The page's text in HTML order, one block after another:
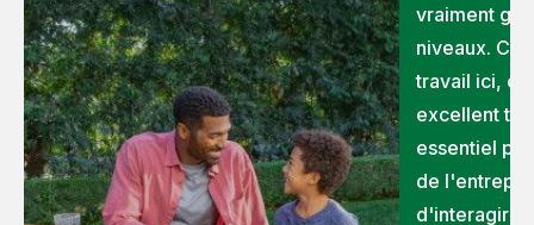
vraiment
niveaux. Ce
travail ici, ce
excellent
essentiel
de
d'interagir